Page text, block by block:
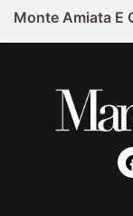
Monte Amiata E